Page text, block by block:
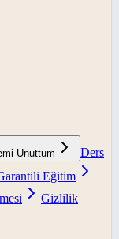
Unuttum
Ders
Eğitim
Gizlilik